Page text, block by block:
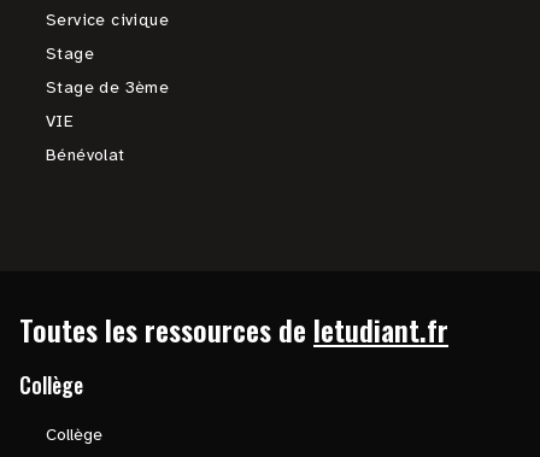
Service civique
Stage
Stage de 3ème
VIE
Bénévolat
Toutes les ressources de letudiant.fr
Collège
Collège